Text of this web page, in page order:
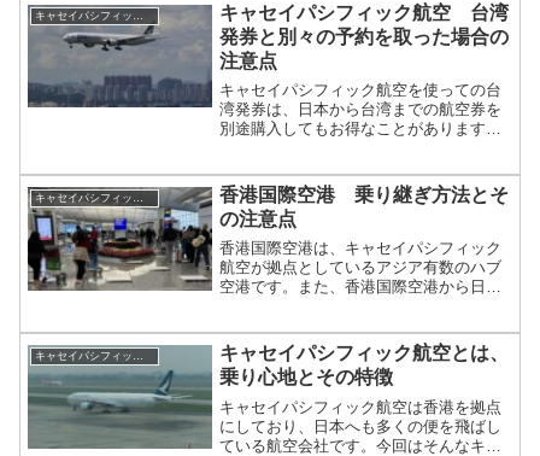
キャセイパシフィック航空 台湾
発券と別々の予約を取った場合の
注意点
キャセイパシフィック航空を使っての台
湾発券は、日本から台湾までの航空券を
別途購入してもお得なことがあります。
航空券を発券する際の注意点について紹
介していきたいと思います。
キャセイパシフィック航空
香港国際空港 乗り継ぎ方法とそ
の注意点
香港国際空港は、キャセイパシフィック
航空が拠点としているアジア有数のハブ
空港です。また、香港国際空港から日本
方空港へ便が就航しています。今回はそ
んな香港国際空港での乗り継ぎ方法とそ
の注意点について紹介していきたいと思
います。
キャセイパシフィック航空
キャセイパシフィック航空とは、
乗り心地とその特徴
キャセイパシフィック航空は香港を拠点
にしており、日本へも多くの便を飛ばし
ている航空会社です。今回はそんなキャ